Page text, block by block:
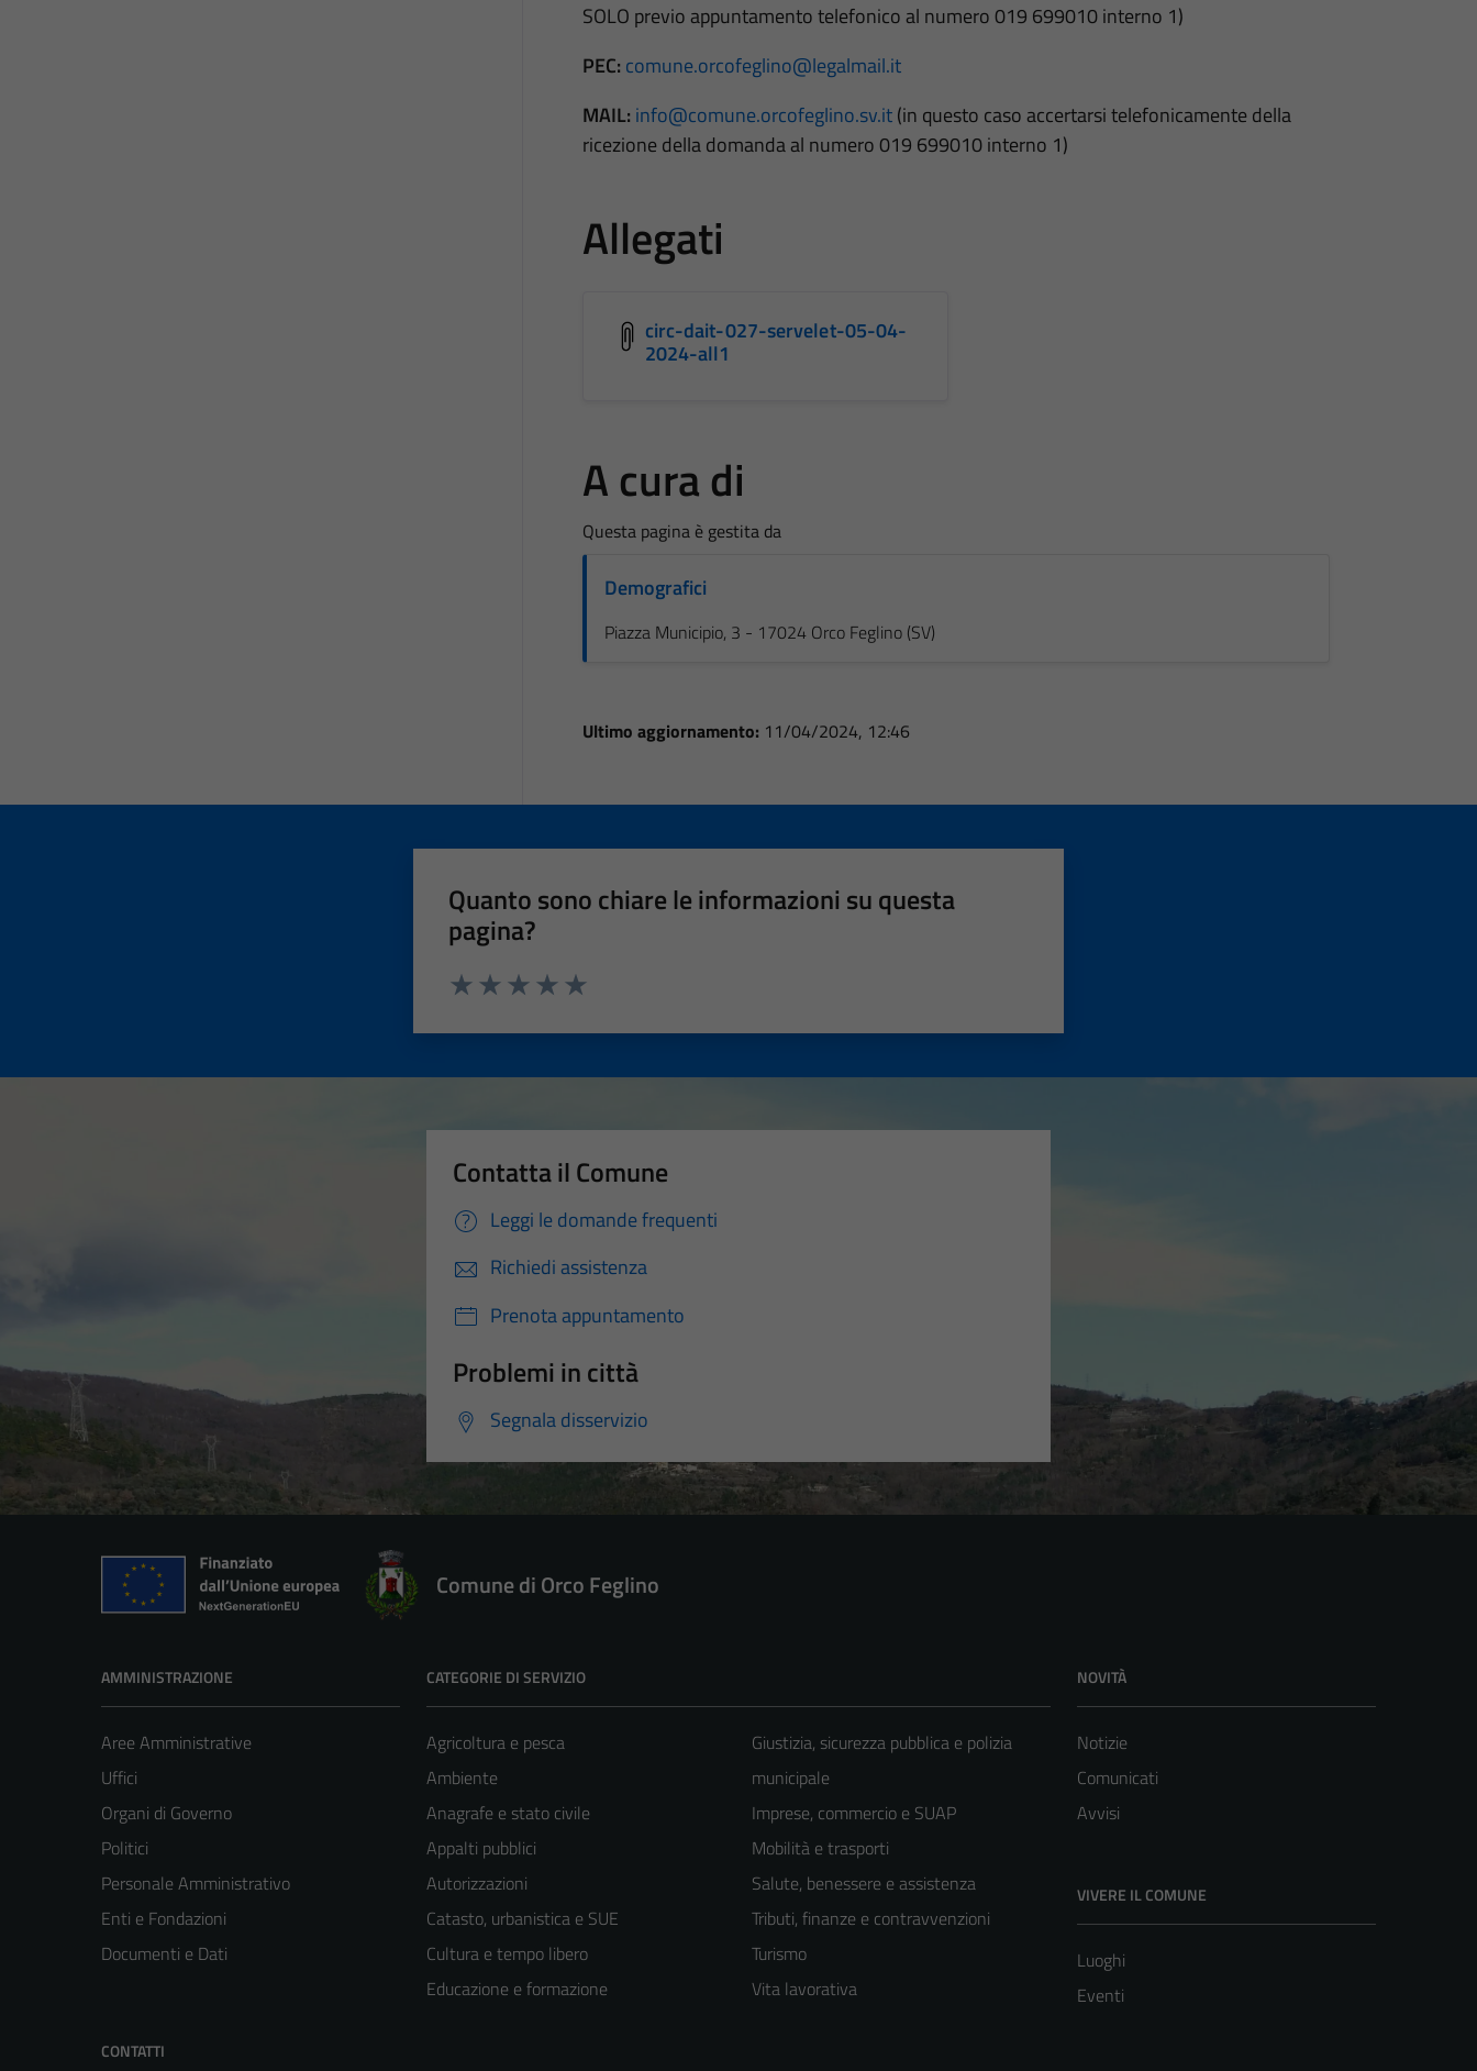
SOLO previo appuntamento telefonico al numero 019 699010 interno 1)
PEC: comune.orcofeglino@legalmail.it
MAIL: info@comune.orcofeglino.sv.it(in questo caso accertarsi telefonicamente della
ricezione della domanda al numero 019 699010 interno 1)
Allegati
circ-dait-027-servelet-05-04-
2024-all1
A cura di
Questa pagina è gestita da
Demografici
Piazza Municipio, 3 - 17024 Orco Feglino (SV)
Ultimo aggiornamento: 11/04/2024, 12:46
Quanto sono chiare le informazioni su questa
pagina?
Contatta il Comune
Leggi le domande frequenti
Richiedi assistenza
Prenota appuntamento
Problemi in città
Segnala disservizio
Comune di Orco Feglino
AMMINISTRAZIONE
Aree Amministrative
Uffici
Organi di Governo
Politici
Personale Amministrativo
Enti e Fondazioni
Documenti e Dati
CATEGORIE DI SERVIZIO
Agricoltura e pesca
Ambiente
Anagrafe e stato civile
Appalti pubblici
Autorizzazioni
Catasto, urbanistica e SUE
Cultura e tempo libero
Educazione e formazione
Giustizia, sicurezza pubblica e polizia
municipale
Imprese, commercio e SUAP
Mobilità e trasporti
Salute, benessere e assistenza
Tributi, finanze e contravvenzioni
Turismo
Vita lavorativa
NOVITÀ
Notizie
Comunicati
Avvisi
VIVERE IL COMUNE
Luoghi
Eventi
CONTATTI